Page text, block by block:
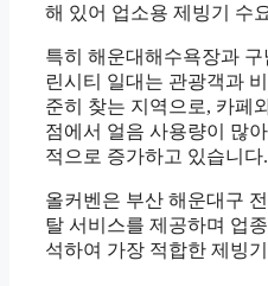
해 있어 업소용 제빙기 수
특히 해운대해수욕장과
린시티 일대는 관광객과
준히 찾는 지역으로, 카페
점에서 얼음 사용량이 많
적으로 증가하고 있습니다.
올커벤은 부산 해운대구
탈 서비스를 제공하며 업
석하여 가장 적합한 제빙